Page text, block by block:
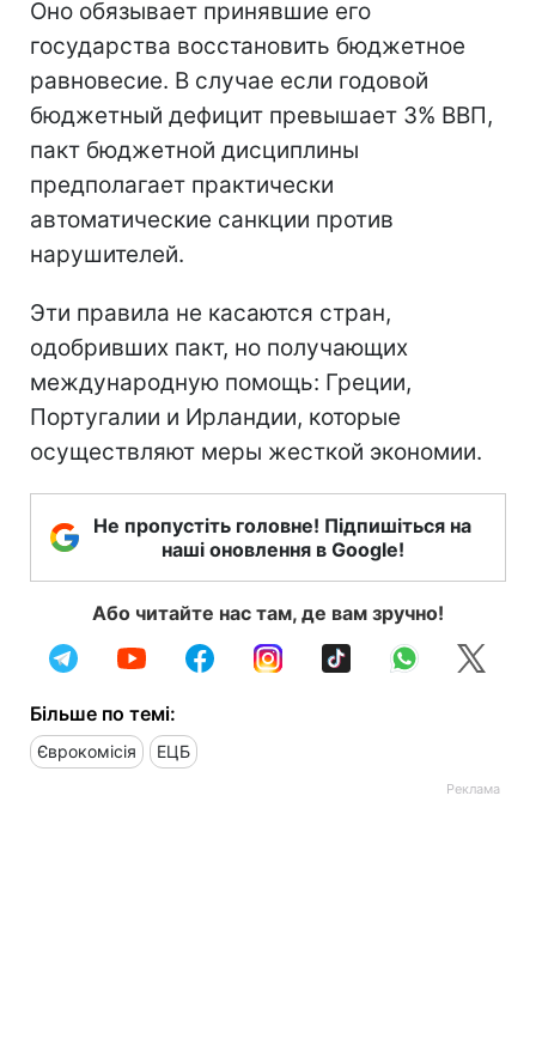
Оно обязывает принявшие его
государства восстановить бюджетное
равновесие. В случае если годовой
бюджетный дефицит превышает 3% ВВП,
пакт бюджетной дисциплины
предполагает практически
автоматические санкции против
нарушителей.
Эти правила не касаются стран,
одобривших пакт, но получающих
международную помощь: Греции,
Португалии и Ирландии, которые
осуществляют меры жесткой экономии.
Не пропустіть головне! Підпишіться на
наші оновлення в Google!
Або читайте нас там, де вам зручно!
Більше по темі:
Єврокомісія ЕЦБ